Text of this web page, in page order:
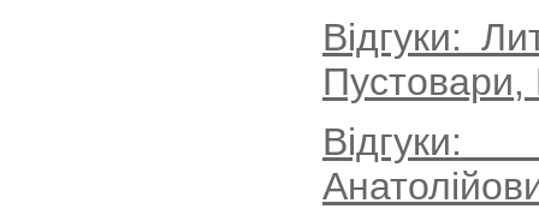
Відгуки:
Пустовари,